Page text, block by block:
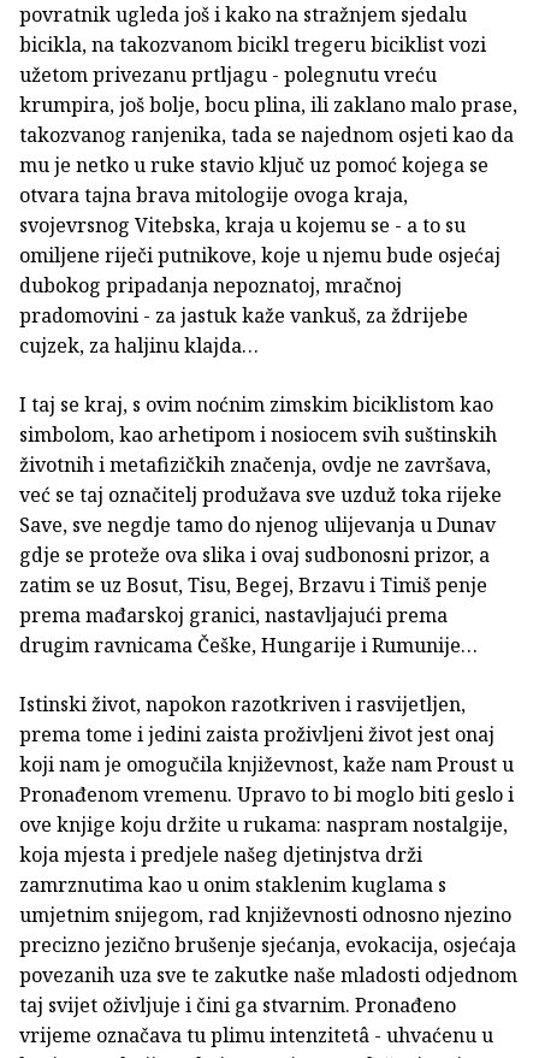
povratnik ugleda još i kako na stražnjem sjedalu
bicikla, na takozvanom bicikl tregeru biciklist vozi
užetom privezanu prtljagu - polegnutu vreću
krumpira, još bolje, bocu plina, ili zaklano malo prase,
takozvanog ranjenika, tada se najednom osjeti kao da
mu je netko u ruke stavio ključ uz pomoć kojega se
otvara tajna brava mitologije ovoga kraja,
svojevrsnog Vitebska, kraja u kojemu se - a to su
omiljene riječi putnikove, koje u njemu bude osjećaj
dubokog pripadanja nepoznatoj, mračnoj
pradomovini - za jastuk kaže vankuš, za ždrijebe
cujzek, za haljinu klajda…
I taj se kraj, s ovim noćnim zimskim biciklistom kao
simbolom, kao arhetipom i nosiocem svih suštinskih
životnih i metafizičkih značenja, ovdje ne završava,
već se taj označitelj produžava sve uzduž toka rijeke
Save, sve negdje tamo do njenog ulijevanja u Dunav
gdje se proteže ova slika i ovaj sudbonosni prizor, a
zatim se uz Bosut, Tisu, Begej, Brzavu i Timiš penje
prema mađarskoj granici, nastavljajući prema
drugim ravnicama Češke, Hungarije i Rumunije…
Istinski život, napokon razotkriven i rasvijetljen,
prema tome i jedini zaista proživljeni život jest onaj
koji nam je omogučila književnost, kaže nam Proust u
Pronađenom vremenu. Upravo to bi moglo biti geslo i
ove knjige koju držite u rukama: naspram nostalgije,
koja mjesta i predjele našeg djetinjstva drži
zamrznutima kao u onim staklenim kuglama s
umjetnim snijegom, rad književnosti odnosno njezino
precizno jezično brušenje sjećanja, evokacija, osjećaja
povezanih uza sve te zakutke naše mladosti odjednom
taj svijet oživljuje i čini ga stvarnim. Pronađeno
vrijeme označava tu plimu intenzitetâ - uhvaćenu u